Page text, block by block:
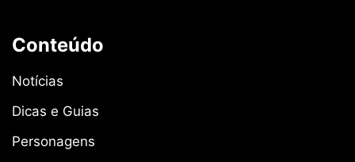
Conteúdo
Notícias
Dicas e Guias
Personagens